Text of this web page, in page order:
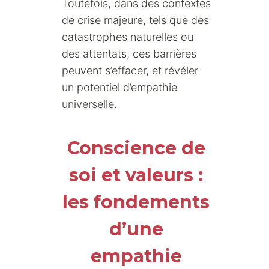
Toutefois, dans des contextes
de crise majeure, tels que des
catastrophes naturelles ou
des attentats, ces barrières
peuvent s’effacer, et révéler
un potentiel d’empathie
universelle.
Conscience de
soi et valeurs :
les fondements
d’une
empathie